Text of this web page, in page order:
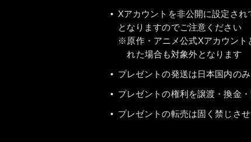
Xアカウントを非公開に設定さ
となりますのでご注意ください
原作・アニメ公式Xアカウン
れた場合も対象外となります
プレゼントの発送は日本国内の
プレゼントの権利を譲渡・換金
プレゼントの転売は固く禁じさ